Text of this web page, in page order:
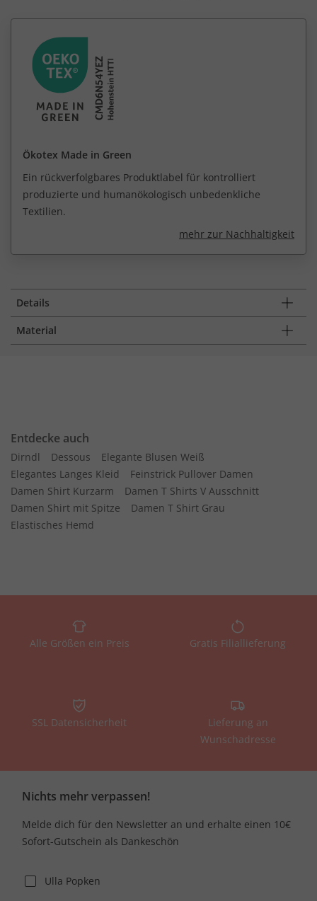
Ökotex Made in Green
Ein rückverfolgbares Produktlabel für kontrolliert
produzierte und humanökologisch unbedenkliche
Textilien.
mehr zur Nachhaltigkeit
Details
Material
Entdecke auch
Dirndl Dessous
Elegante Blusen Weiß
Elegantes Langes Kleid
Feinstrick Pullover Damen
Damen Shirt Kurzarm
Damen T Shirts V Ausschnitt
Damen Shirt mit Spitze
Damen T Shirt Grau
Elastisches Hemd
Alle Größen ein Preis Gratis Filiallieferung
SSL Datensicherheit
Lieferung an
Wunschadresse
Nichts mehr verpassen!
Melde dich für den Newsletter an und erhalte einen 10€
Sofort-Gutschein als Dankeschön
Ulla Popken